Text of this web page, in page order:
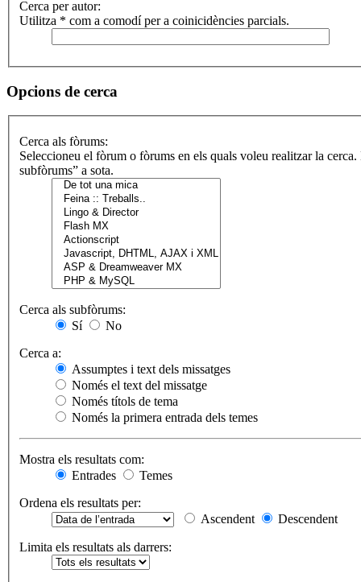
Cerca per autor:
Utilitza * com a comodí per a coinicidències parcials.
Opcions de cerca
Cerca als fòrums:
Seleccioneu el fòrum o fòrums en els quals voleu realitzar la
subfòrums” a sota.
Cerca als subfòrums:
Sí
No
Cerca a:
Assumptes i text dels missatges
Només el text del missatge
Només títols de tema
Només la primera entrada dels temes
Mostra els resultats com:
Entrades
Temes
Ordena els resultats per:
Ascendent
Descendent
Limita els resultats als darrers: